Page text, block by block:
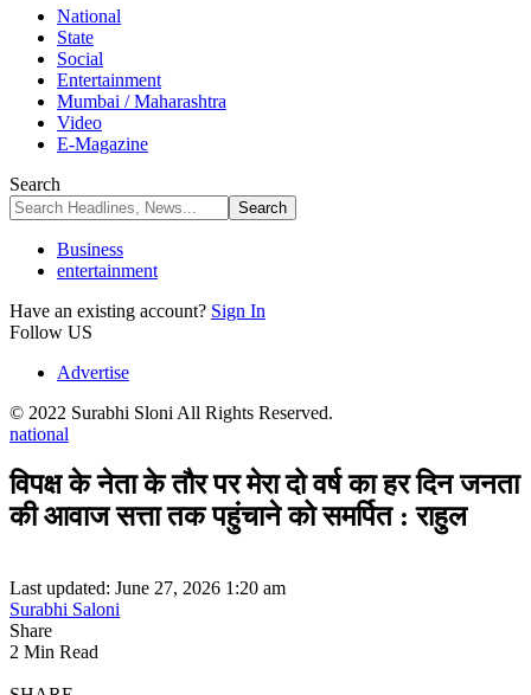
National
State
Social
Entertainment
Mumbai / Maharashtra
Video
E-Magazine
Search
Business
entertainment
Have an existing account? Sign In
Follow US
Advertise
© 2022 Surabhi Sloni All Rights Reserved.
national
विपक्ष के नेता के तौर पर मेरा दो वर्ष का हर दिन जनता
की आवाज सत्ता तक पहुंचाने को समर्पित : राहुल
Last updated: June 27, 2026 1:20 am
Surabhi Saloni
Share
2 Min Read